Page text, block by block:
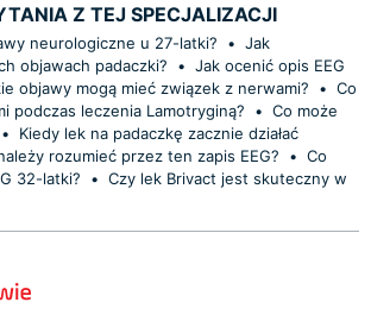
Z TEJ SPECJALIZACJI
neurologiczne u 27-latki? • Jak
objawach padaczki?
• Jak ocenić opis EEG
objawy mogą mieć związek z nerwami? • Co
podczas leczenia Lamotryginą?
• Co może
•
Kiedy lek na padaczkę zacznie działać
rozumieć przez ten zapis EEG? • Co
32-latki?
• Czy lek Brivact jest skuteczny w